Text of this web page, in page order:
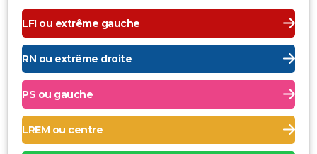
LFI ou extrême gauche
RN ou extrême droite
PS ou gauche
LREM ou centre